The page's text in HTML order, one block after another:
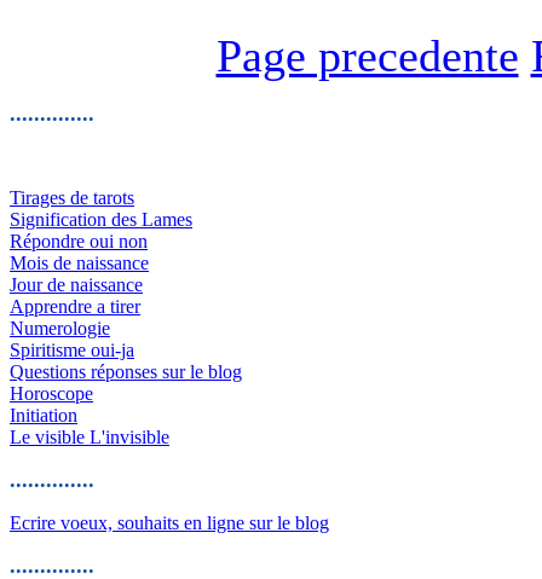
Page precedente
..............
Tirages de tarots
Signification des Lames
Répondre oui non
Mois de naissance
Jour de naissance
Apprendre a tirer
Numerologie
Spiritisme oui-ja
Questions réponses sur le blog
Horoscope
Initiation
Le visible L'invisible
..............
Ecrire voeux, souhaits en ligne sur le blog
..............